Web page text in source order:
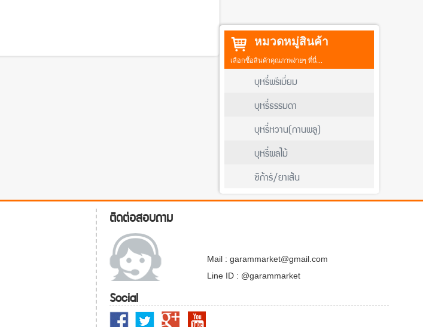
หมวดหมู่สินค้า
เลือกซื้อสินค้าคุณภาพง่ายๆ ที่นี่...
บุหรี่พรีเมี่ยม
บุหรี่ธรรมดา
บุหรี่หวาน(กานพลู)
บุหรี่ผลไม้
ซิก้าร์/ยาเส้น
ติดต่อสอบถาม
Mail : garammarket@gmail.com
Line ID : @garammarket
Social